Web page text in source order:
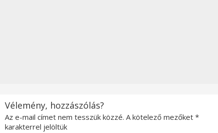
Vélemény, hozzászólás?
Az e-mail címet nem tesszük közzé. A kötelező mezőket *
karakterrel jelöltük